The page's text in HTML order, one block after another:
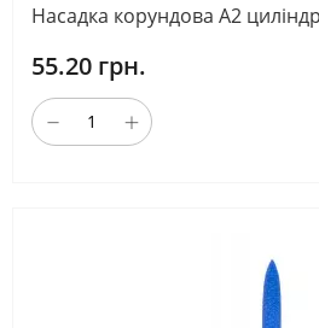
Насадка корундова А2
55.20 грн.